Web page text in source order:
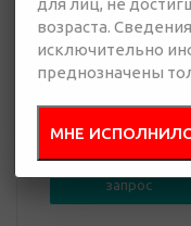
0 руб.
Нет в наличии
запрос
для лиц, не
возраста.
исключительно
преднозначены
МНЕ